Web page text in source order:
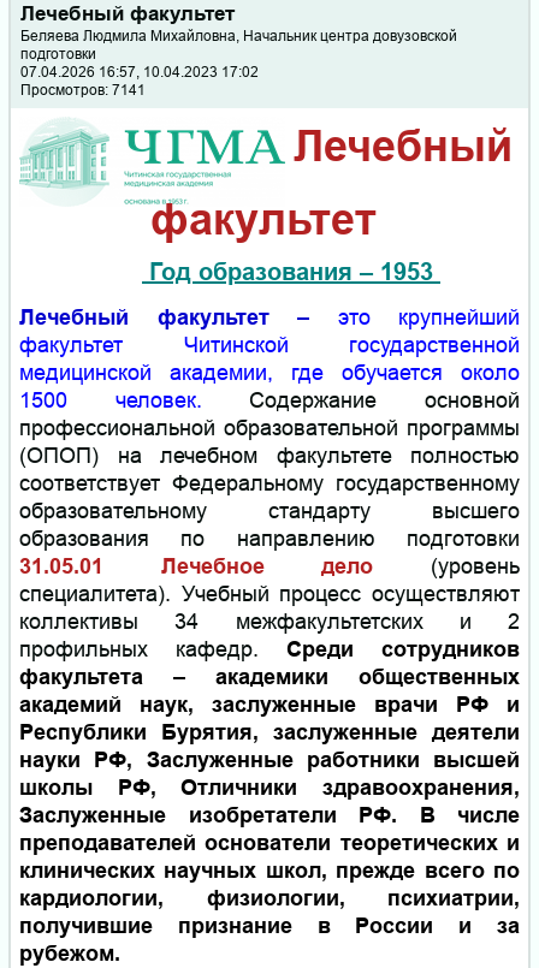
Лечебный факультет
Беляева Люд­ми­ла Ми­хай­лов­на, Начальник центра довузовской
подготовки
07.04.2026 16:57, 10.04.2023 17:02
Просмотров: 7141
Лечебный
факультет
Год образования – 1953
Лечебный факультет–
это крупнейший
факультет Читинской государственной
медицинской академии, где обучается около
1500 человек. Содержание основной
профессиональной образовательной программы
(ОПОП) на лечебном факультете полностью
соответствует Федеральному государственному
образовательному стандарту высшего
образования по направлению подготовки
31.05.01 Лечебное дело (уровень
специалитета). Учебный процесс осуществляют
коллективы 34 межфакультетских и 2
профильных кафедр. Среди сотрудников
факультета – академики общественных
академий наук, заслуженные врачи РФ и
Республики Бурятия, заслуженные деятели
науки РФ, Заслуженные работники высшей
школы РФ, Отличники здравоохранения,
Заслуженные изобретатели РФ. В числе
преподавателей основатели теоретических и
клинических научных школ, прежде всего по
кардиологии, физиологии, психиатрии,
получившие признание в России и за
рубежом.